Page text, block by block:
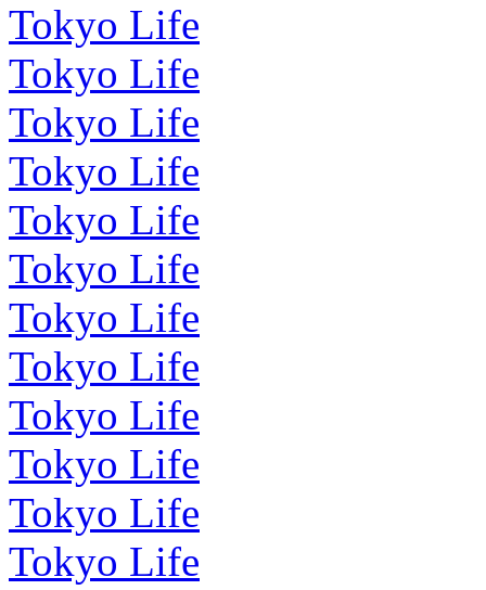
Tokyo Life
Tokyo Life
Tokyo Life
Tokyo Life
Tokyo Life
Tokyo Life
Tokyo Life
Tokyo Life
Tokyo Life
Tokyo Life
Tokyo Life
Tokyo Life